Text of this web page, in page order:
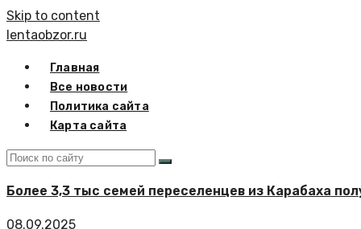
Skip to content
lentaobzor.ru
Главная
Все новости
Политика сайта
Карта сайта
Более 3,3 тыс семей переселенцев из Карабаха
08.09.2025